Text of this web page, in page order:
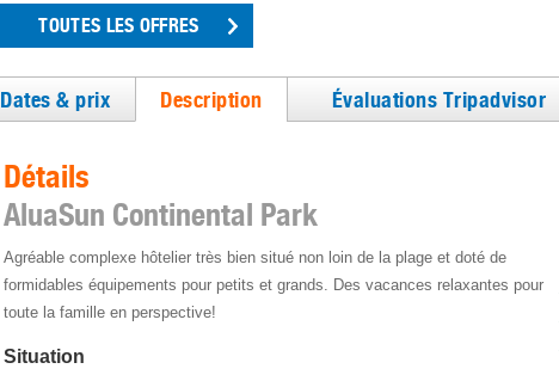
TOUTES LES OFFRES
Dates & prix Description Évaluations Tripadvisor
Détails
AluaSun Continental Park
Agréable complexe hôtelier très bien situé non loin de la plage et doté de
formidables équipements pour petits et grands. Des vacances relaxantes pour
toute la famille en perspective!
Situation